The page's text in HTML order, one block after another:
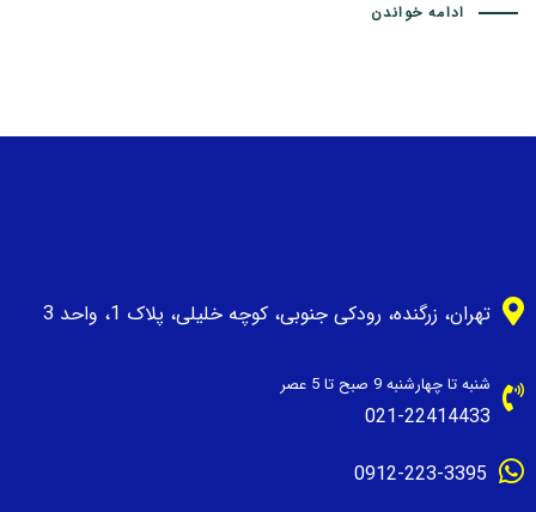
ادامه خواندن
تهران، زرگنده، رودکی جنوبی، کوچه خلیلی، پلاک 1، واحد 3
شنبه تا چهارشنبه 9 صبح تا 5 عصر
021-22414433
0912-223-3395